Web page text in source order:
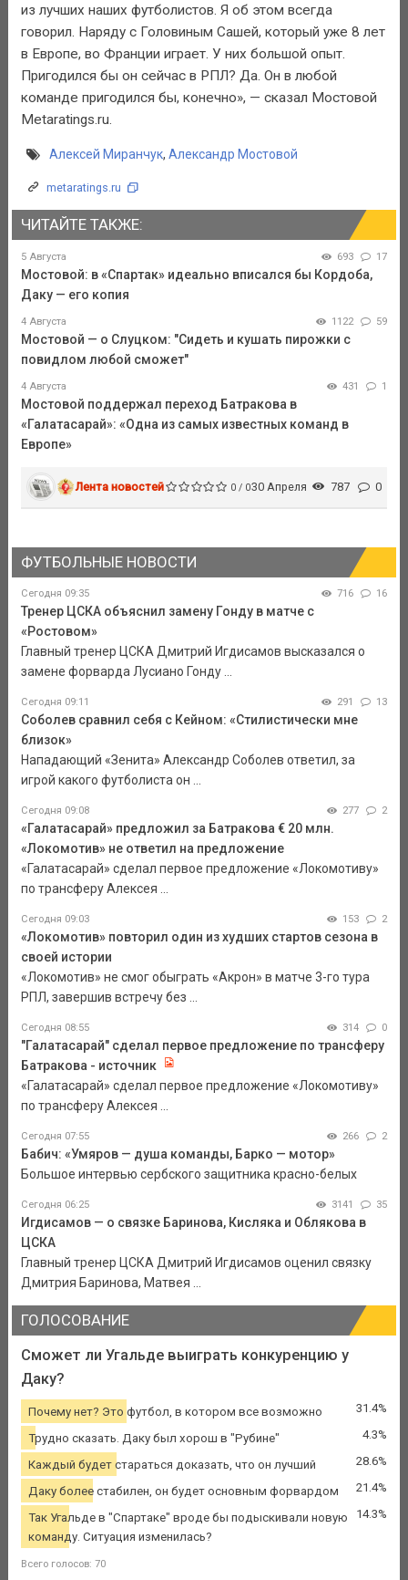
из лучших наших футболистов. Я об этом всегда
говорил. Наряду с Головиным Сашей, который уже 8 лет
в Европе, во Франции играет. У них большой опыт.
Пригодился бы он сейчас в РПЛ? Да. Он в любой
команде пригодился бы, конечно», — сказал Мостовой
Metaratings.ru.
Алексей Миранчук, Александр Мостовой
metaratings.ru
ЧИТАЙТЕ ТАКЖЕ:
5 Августа 693 17
Мостовой: в «Спартак» идеально вписался бы Кордоба,
Даку — его копия
4 Августа 1122 59
Мостовой — о Слуцком: "Сидеть и кушать пирожки с
повидлом любой сможет"
4 Августа 431 1
Мостовой поддержал переход Батракова в
«Галатасарай»: «Одна из самых известных команд в
Европе»
Лента новостей 0 / 030 Апреля 787 0
ФУТБОЛЬНЫЕ НОВОСТИ
Сегодня 09:35 716 16
Тренер ЦСКА объяснил замену Гонду в матче с
«Ростовом»
Главный тренер ЦСКА Дмитрий Игдисамов высказался о
замене форварда Лусиано Гонду ...
Сегодня 09:11 291 13
Соболев сравнил себя с Кейном: «Стилистически мне
близок»
Нападающий «Зенита» Александр Соболев ответил, за
игрой какого футболиста он ...
Сегодня 09:08 277 2
«Галатасарай» предложил за Батракова € 20 млн.
«Локомотив» не ответил на предложение
«Галатасарай» сделал первое предложение «Локомотиву»
по трансферу Алексея ...
Сегодня 09:03 153 2
«Локомотив» повторил один из худших стартов сезона в
своей истории
«Локомотив» не смог обыграть «Акрон» в матче 3-го тура
РПЛ, завершив встречу без ...
Сегодня 08:55 314 0
"Галатасарай" сделал первое предложение по трансферу
Батракова - источник
«Галатасарай» сделал первое предложение «Локомотиву»
по трансферу Алексея ...
Сегодня 07:55 266 2
Бабич: «Умяров — душа команды, Барко — мотор»
Большое интервью сербского защитника красно-белых
Сегодня 06:25 3141 35
Игдисамов — о связке Баринова, Кисляка и Облякова в
ЦСКА
Главный тренер ЦСКА Дмитрий Игдисамов оценил связку
Дмитрия Баринова, Матвея ...
ГОЛОСОВАНИЕ
Сможет ли Угальде выиграть конкуренцию у
Даку?
Почему нет? Это футбол, в котором все возможно 31.4%
Трудно сказать. Даку был хорош в "Рубине" 4.3%
Каждый будет стараться доказать, что он лучший 28.6%
Даку более стабилен, он будет основным форвардом 21.4%
Так Угальде в "Спартаке" вроде бы подыскивали новую
команду. Ситуация изменилась?
14.3%
Всего голосов: 70